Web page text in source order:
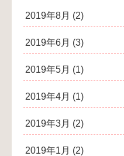
2019年8月 (2)
2019年6月 (3)
2019年5月 (1)
2019年4月 (1)
2019年3月 (2)
2019年1月 (2)